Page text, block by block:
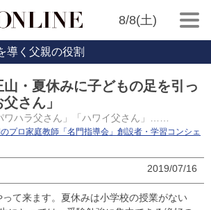
8/8(土)
導く父親の役割
・夏休みに子どもの足を引っ
さん」
ワハラ父さん」「ハワイ父さん」……
のプロ家庭教師「名門指導会」創設者・学習コンシェ
2019/07/16
って来ます。夏休みは小学校の授業がない